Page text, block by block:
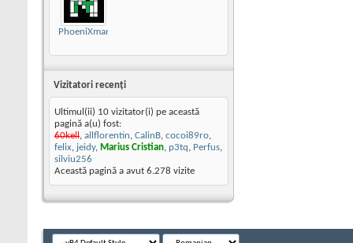
PhoeniXman
Vizitatori recenţi
Ultimul(ii) 10 vizitator(i) pe această
pagină a(u) fost:
60kell, allflorentin, CalinB, cocoi89ro,
felix, jeidy, Marius Cristian, p3tq, Perfus,
silviu256
Această pagină a avut 6.278 vizite